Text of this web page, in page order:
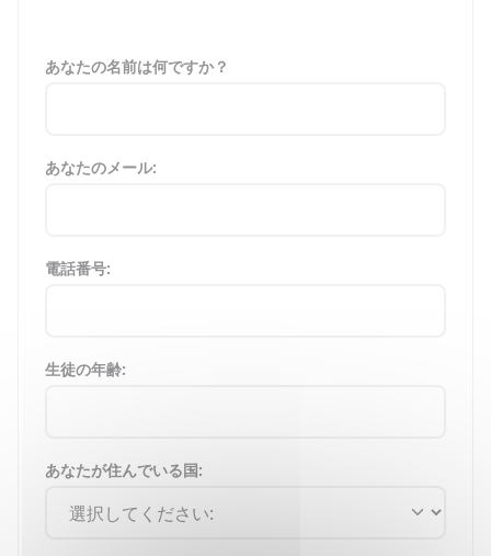
あなたの名前は何ですか？
あなたのメール:
電話番号:
生徒の年齢:
あなたが住んでいる国: